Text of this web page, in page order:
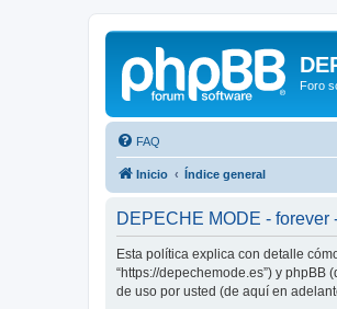
Foro
FAQ
Inicio Índice general
DEPECHE MODE - forever
Esta política explica con detalle
“https://depechemode.es”) y phpBB
de uso por usted (de aquí en